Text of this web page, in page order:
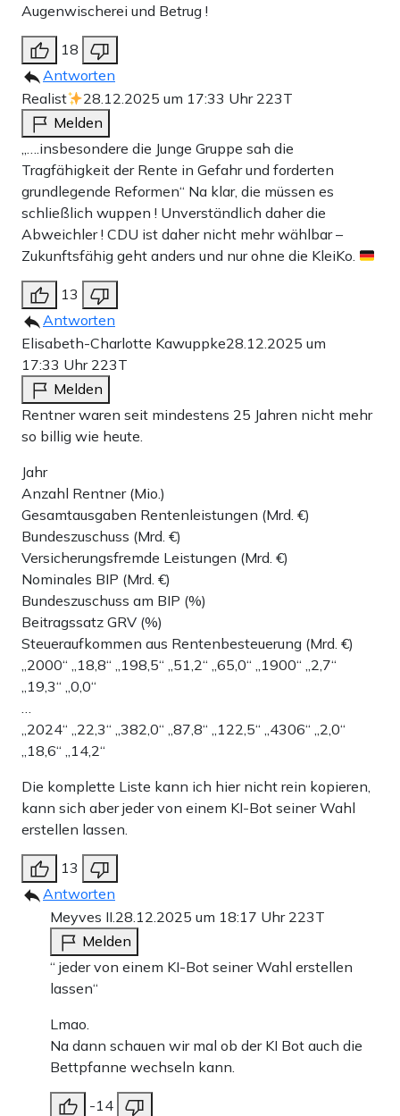
Augenwischerei und Betrug !
18
Antworten
Realist
28.12.2025 um 17:33 Uhr 223T
Melden
„….insbesondere die Junge Gruppe sah die
Tragfähigkeit der Rente in Gefahr und forderten
grundlegende Reformen“ Na klar, die müssen es
schließlich wuppen ! Unverständlich daher die
Abweichler ! CDU ist daher nicht mehr wählbar –
Zukunftsfähig geht anders und nur ohne die KleiKo.
13
Antworten
Elisabeth-Charlotte Kawuppke28.12.2025 um
17:33 Uhr 223T
Melden
Rentner waren seit mindestens 25 Jahren nicht mehr
so billig wie heute.
Jahr
Anzahl Rentner (Mio.)
Gesamtausgaben Rentenleistungen (Mrd. €)
Bundeszuschuss (Mrd. €)
Versicherungsfremde Leistungen (Mrd. €)
Nominales BIP (Mrd. €)
Bundeszuschuss am BIP (%)
Beitragssatz GRV (%)
Steueraufkommen aus Rentenbesteuerung (Mrd. €)
„2000“ „18,8“ „198,5“ „51,2“ „65,0“ „1900“ „2,7“
„19,3“ „0,0“
…
„2024“ „22,3“ „382,0“ „87,8“ „122,5“ „4306“ „2,0“
„18,6“ „14,2“
Die komplette Liste kann ich hier nicht rein kopieren,
kann sich aber jeder von einem KI-Bot seiner Wahl
erstellen lassen.
13
Antworten
Meyves II.28.12.2025 um 18:17 Uhr 223T
Melden
“ jeder von einem KI-Bot seiner Wahl erstellen
lassen“
Lmao.
Na dann schauen wir mal ob der KI Bot auch die
Bettpfanne wechseln kann.
-14